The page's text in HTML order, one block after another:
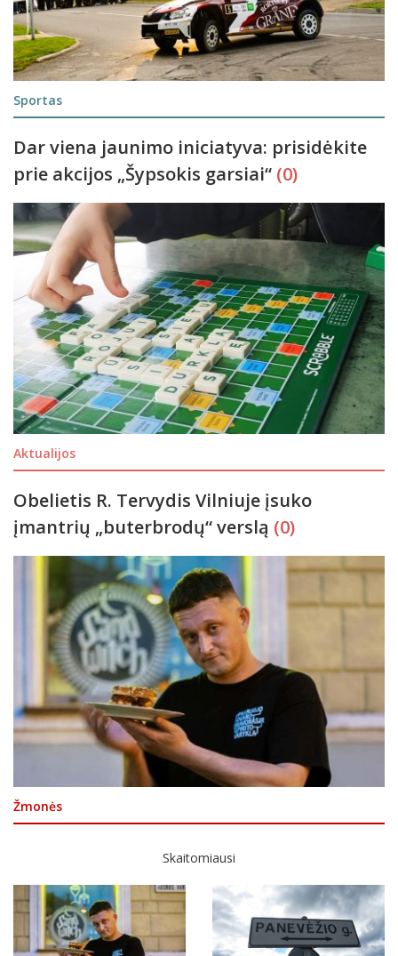
Sportas
Dar viena jaunimo iniciatyva: prisidėkite
prie akcijos „Šypsokis garsiai“ (0)
Aktualijos
Obelietis R. Tervydis Vilniuje įsuko
įmantrių „buterbrodų“ verslą (0)
Žmonės
Skaitomiausi